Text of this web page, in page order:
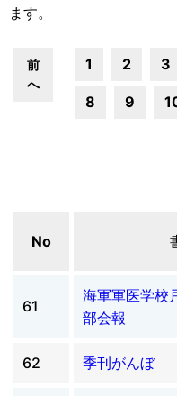
ます。
前
へ
1 2 3
8 9
No
61
海軍軍医学校
部会報
62 季刊がんぼ